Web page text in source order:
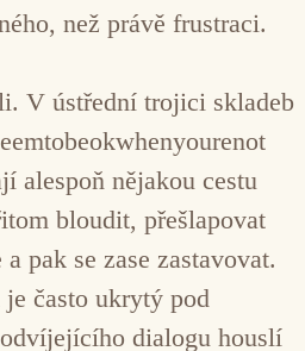
než právě frustraci.
V ústřední trojici skladeb
alespoň nějakou cestu
bloudit, přešlapovat
pak se zase zastavovat.
často ukrytý pod
dialogu houslí